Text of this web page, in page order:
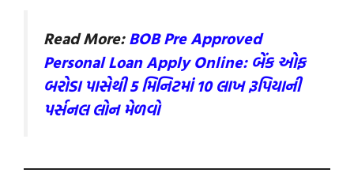
Read More:BOB Pre Approved
Personal Loan Apply Online: બેંક ઓફ
બરોડા પાસેથી 5 મિનિટમાં 10 લાખ રૂપિયાની
પર્સનલ લોન મેળવો